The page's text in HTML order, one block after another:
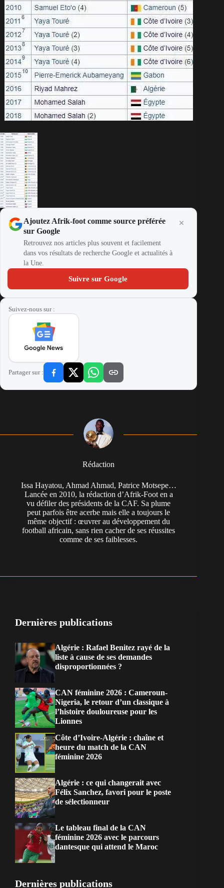
Ajoutez Afrik-foot comme source préférée
sur Google
Retrouvez nos articles plus souvent et facilement
dans vos résultats de recherche Google et actualités à
la Une.
Suivre sur Google
Suivez-nous sur :
Partager sur :
Rédaction
Issa Hayatou, Ahmad Ahmad, Patrice Motsepe…
Lancée en 2010, la rédaction d’Afrik-Foot en a
vu défiler des présidents de la CAF. Sa plume
peut parfois être acerbe mais elle a toujours le
même objectif : œuvrer au développement du
football africain, sans rien cacher de ses réussites
comme de ses faiblesses.
Dernières publications
Algérie : Rafael Benitez rayé de la
liste à cause de ses demandes
disproportionnées ?
CAN féminine 2026 : Cameroun-
Nigeria, le retour d’un classique à
l’histoire douloureuse pour les
Lionnes
Côte d’Ivoire-Algérie : chaîne et
heure du match de la CAN
féminine 2026
Algérie : ce qui changerait avec
Félix Sanchez, favori pour le poste
de sélectionneur
Le tableau final de la CAN
féminine 2026 avec le parcours
dantesque qui attend le Maroc
Dernières publications